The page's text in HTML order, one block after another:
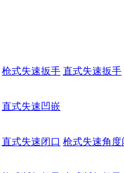
枪式失速扳手 直式失速扳手
直式失速凹嵌
直式失速闭口 枪式失速角度